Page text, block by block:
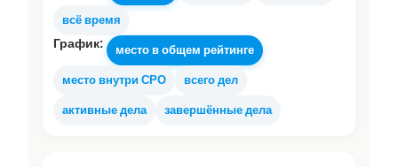
всё время
График:
место в общем рейтинге
место внутри СРО
всего дел
активные дела
завершённые дела